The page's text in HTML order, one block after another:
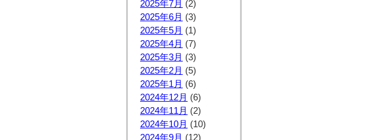
2025年7月 (2)
2025年6月 (3)
2025年5月 (1)
2025年4月 (7)
2025年3月 (3)
2025年2月 (5)
2025年1月 (6)
2024年12月 (6)
2024年11月 (2)
2024年10月 (10)
2024年9月 (12)